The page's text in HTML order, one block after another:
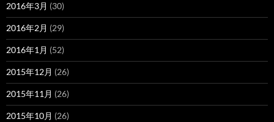
2016年3月 (30)
2016年2月 (29)
2016年1月 (52)
2015年12月 (26)
2015年11月 (26)
2015年10月 (26)